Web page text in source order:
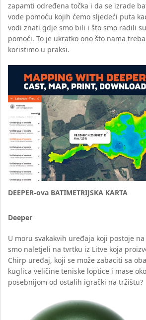
zapamti određena točka i da se izrade
vode pomoću kojih ćemo sljedeći puta
vodi znati gdje smo bili i što smo radili
pomoći. To je ukratko ono što nama
koristimo u praksi.
DEEPER-ova BATIMETRIJSKA KARTA
Deeper
U moru svakakvih uređaja koji postoje
smo naletjeli na tvrtku iz Litve koja
Chirp uređaj, koji se može zabaciti sa
kuglica veličine teniske loptice i mase
posebnijom od ostalih igrački na tržištu?